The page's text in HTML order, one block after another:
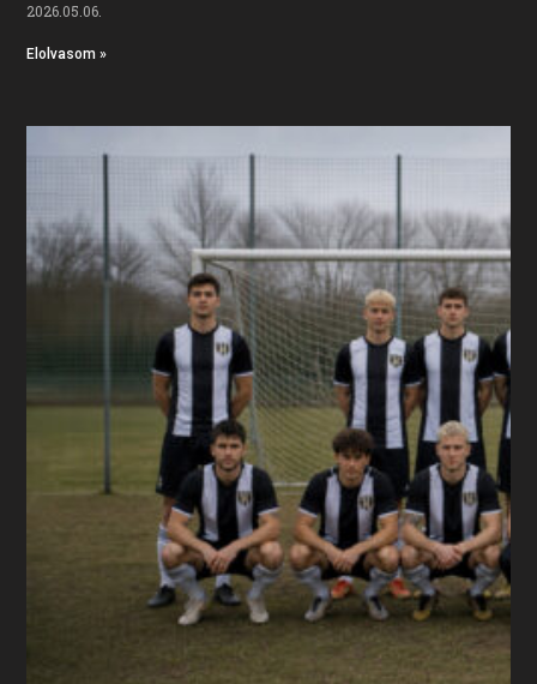
2026.05.06.
Elolvasom »